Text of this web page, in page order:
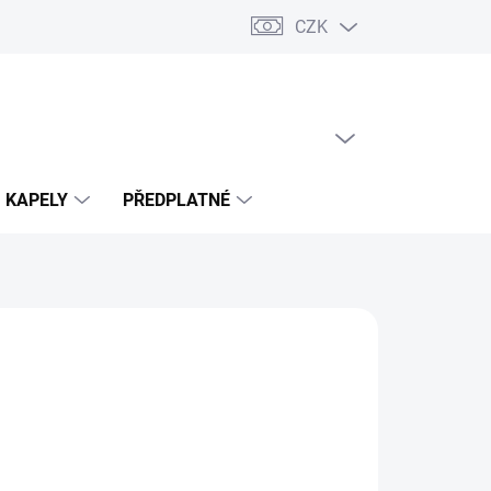
CZK
KAPELY PŘEDPLATNÉ